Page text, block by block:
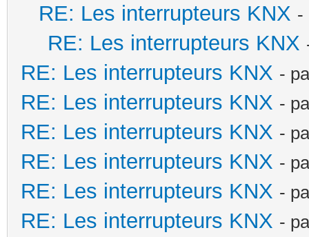
RE: Les interrupteurs KNX -
RE: Les interrupteurs KNX
RE: Les interrupteurs KNX -
RE: Les interrupteurs KNX -
RE: Les interrupteurs KNX -
RE: Les interrupteurs KNX -
RE: Les interrupteurs KNX -
RE: Les interrupteurs KNX -